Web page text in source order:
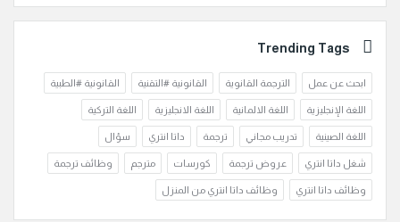
Trending Tags
ابحث عن عمل الترجمة القانوية القانونية #التقنية القانونية #الطبية
اللغة الإنجليزية اللغة الالمانية اللغة الانجليزية اللغة التركية
اللغة الصينية تدريب مجاني ترجمة داتا انتري سؤال
شغل داتا انتري عروض ترجمة كورسات مترجم وظائف ترجمة
وظائف داتا انتري وظائف داتا انتري من المنزل